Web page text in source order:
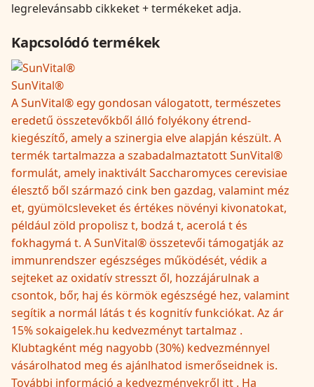
legrelevánsabb cikkeket + termékeket adja.
Kapcsolódó termékek
SunVital®
A SunVital® egy gondosan válogatott, természetes
eredetű összetevőkből álló folyékony étrend-
kiegészítő, amely a szinergia elve alapján készült. A
termék tartalmazza a szabadalmaztatott SunVital®
formulát, amely inaktivált Saccharomyces cerevisiae
élesztő ből származó cink ben gazdag, valamint méz
et, gyümölcsleveket és értékes növényi kivonatokat,
például zöld propolisz t, bodzá t, acerolá t és
fokhagymá t. A SunVital® összetevői támogatják az
immunrendszer egészséges működését, védik a
sejteket az oxidatív stresszt ől, hozzájárulnak a
csontok, bőr, haj és körmök egészségé hez, valamint
segítik a normál látás t és kognitív funkciókat. Az ár
15% sokaigelek.hu kedvezményt tartalmaz .
Klubtagként még nagyobb (30%) kedvezménnyel
vásárolhatod meg és ajánlhatod ismerőseidnek is.
További információ a kedvezményekről itt . Ha